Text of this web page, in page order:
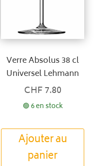
Verre Absolus 38 cl
Universel Lehmann
CHF7.80
🟢 6 en stock
Ajouter au
panier